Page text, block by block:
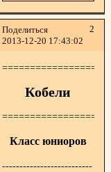
Поделиться
2
2013-12-20 17:43:02
Кобели
Класс юниоров
--------------------------